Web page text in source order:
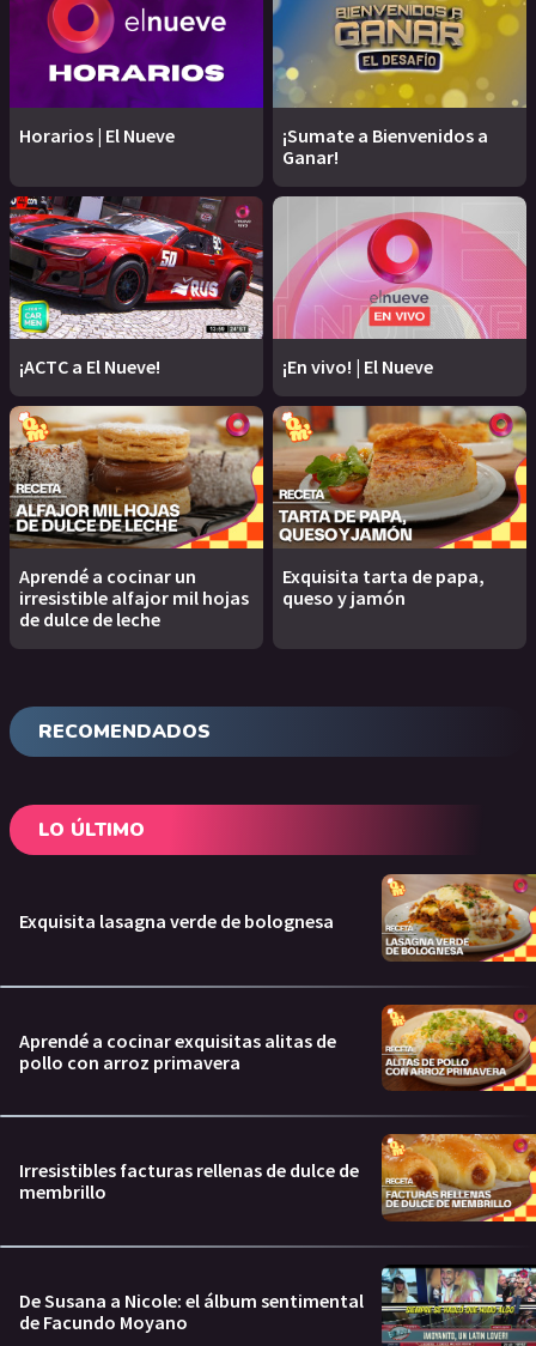
Horarios | El Nueve
¡Sumate a Bienvenidos a
Ganar!
¡ACTC a El Nueve! ¡En vivo! | El Nueve
Aprendé a cocinar un
irresistible alfajor mil hojas
de dulce de leche
Exquisita tarta de papa,
queso y jamón
RECOMENDADOS
LO ÚLTIMO
Exquisita lasagna verde de bolognesa
Aprendé a cocinar exquisitas alitas de
pollo con arroz primavera
Irresistibles facturas rellenas de dulce de
membrillo
De Susana a Nicole: el álbum sentimental
de Facundo Moyano